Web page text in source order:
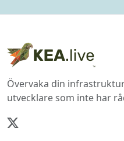
Övervaka din
utvecklare som inte har